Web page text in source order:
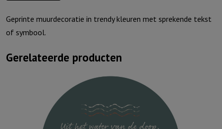
Geprinte muurdecoratie in trendy kleuren met sprekende tekst
of symbool.
Gerelateerde producten